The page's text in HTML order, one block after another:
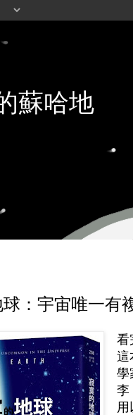
蘇哈地
：宇宙唯一有
看
這
學
李
用